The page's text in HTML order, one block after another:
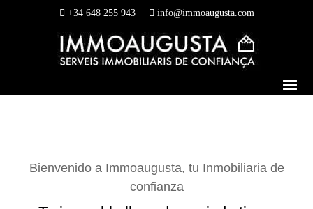
+34 648 255 943 info@immoaugusta.com
Bienvenido a Immoaugusta, tu Inmobiliaria de
confianza